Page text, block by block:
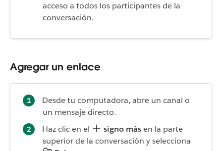
acceso a todos los participantes de la
conversación.
Agregar un enlace
Desde tu computadora, abre un canal o
un mensaje directo.
Haz clic en el
signo másen la parte
superior de la conversación y selecciona